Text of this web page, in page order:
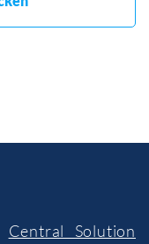
Central Solution